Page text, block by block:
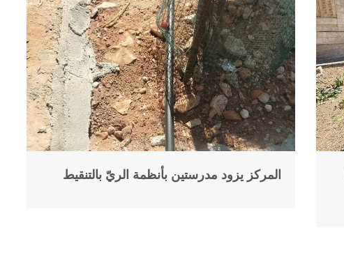
المركز يزود مدرستين بأنظمة الريّ بالتنقيط